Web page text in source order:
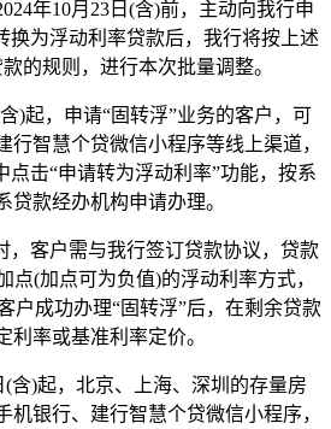
年10月23日(含)前，主动向我行申
换为浮动利率贷款后，我行将按上述
的规则，进行本次批量调整。
起，申请“固转浮”业务的客户，可
行智慧个贷微信小程序等线上渠道，
点击“申请转为浮动利率”功能，按系
贷款经办机构申请办理。
客户需与我行签订贷款协议，贷款
点(加点可为负值)的浮动利率方式，
户成功办理“固转浮”后，在剩余贷款
利率或基准利率定价。
)起，北京、上海、深圳的存量房
机银行、建行智慧个贷微信小程序，